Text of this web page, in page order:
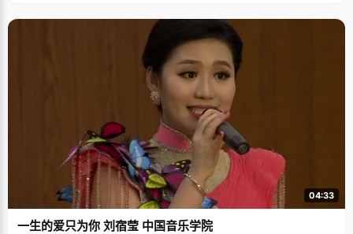
子的天性 接受采访那天，蒋艺穿得很时尚，白色的马甲，灰色百褶小群，白
色时尚的大包，头上的白色宽发带非常好看，一看，蒋艺就是个爱美的女孩
子。蒋艺笑着说，"这是受到妈妈的影响，她很爱美，从小就想把我打扮得漂
漂亮亮的。"母女两人的关系有时候就跟时下流行的闺蜜一样，研究时尚，两
人会一起为了减肥节食，吃饭时互相监督，不准吃肉，特别有意思。 上学之
后，严格的校规让爱美得蒋艺不能再穿自己喜欢的漂亮衣服了，她就开始在
首饰上下功夫，买了很多漂亮的首饰戴。蒋艺有一个漂亮的首饰盒，里边有
各种形状和式样的项链，耳环，其中有一串珍珠项链是她最喜欢的东西，那
是妈妈特别送给她的，平时都不舍得戴。采访的那天，蒋艺戴了一个银色带
水钻的小壶项链，非常漂亮，这是蒋艺的同学送给她的礼物，"我把一部分首
饰带到北京来了，到大学了，可以打扮自己了。"
了。对我来说，读书没有乐趣，我是自我强迫的去学"，葛严蔚说，"并不是
每个人都喜欢读书，但我清楚现实，知道自己要什么，只能顺应这个事实。"
葛严蔚性格内向，安静，从小喜欢看书，别的小朋友都在外玩耍，他可以呆
在家里看上一整天。小时候，葛严蔚跟着妈妈去朋友家串门，大人们在一起
聊天，他就在一旁痴迷的看书，一言不发。妈妈走的时候再把他叫上。在葛
妈妈的眼中，儿子从小就比较早熟，很有自己的想法并积极付诸实践。小学
时喜欢古书，年仅9岁就对《本草纲目》感兴趣，兴致勃勃地读完了全书。后
来又看《资本论》， 得出了"男人是生产力"的结论，并就此和妈妈展开辩
论。一度喜欢白岩松、水均益，但却不盲目崇拜，"我就接白岩松的班吧，不
过我的英语比他好。"葛严蔚半开玩笑道，言谈中不无自信。目前，葛严蔚正
在看李敖的书，他很喜欢李敖的政见和风格，同样的个性和张扬。 不崇拜偶
像、不喜欢唱歌、不参加任何兴趣班，葛严蔚是典型的"90后"，他说他不喜
欢做的事情坚决不做。小时候妈妈带他去学琴，他走到半道就溜回来了；替
他报了书画班，他学了两天就放弃了；因为讨厌数学，他允许自己数学分数
一塌糊涂。因为喜欢英语，可以不眠不休的学习。 葛严蔚小学四年级开始学
英语，高中就过了英语专业四级，八级考试就遗憾的就差了几分。他从小在
外参加英语辅导班，因为对语言的学习能力比较好，加上自己的兴趣，学得
04:33
一生的爱只为你 刘宿莹 中国音乐学院